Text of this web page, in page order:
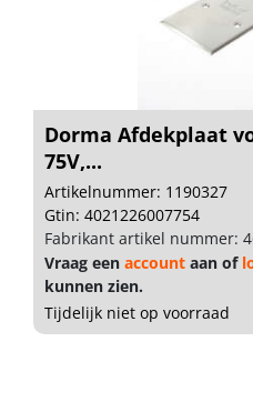
Dorma Afdekplaat
75V,...
Artikelnummer: 1190327
Gtin: 4021226007754
Fabrikant artikel nummer:
Vraag een account aan of
kunnen zien.
Tijdelijk niet op voorraad